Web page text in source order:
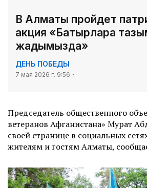
В Алматы пройдет
акция «Батырларға
жадымызда»
ДЕНЬ ПОБЕДЫ
7 мая 2026 г. 9:56
Председатель общественного
ветеранов Афганистана» Мурат
своей странице в социальных
жителям и гостям Алматы,